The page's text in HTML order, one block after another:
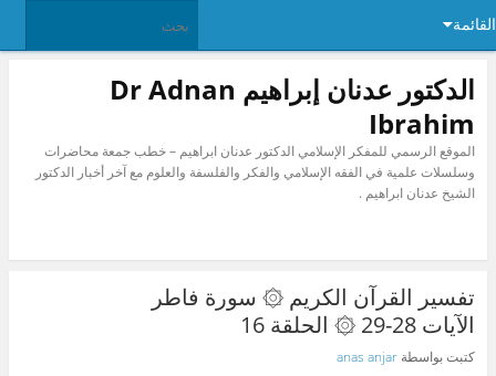
القائمة
الدكتور عدنان إبراهيم Dr Adnan
Ibrahim
الموقع الرسمي للمفكر الإسلامي الدكتور عدنان ابراهيم – خطب جمعة محاضرات
وسلسلات علمية في الفقه الإسلامي والفكر والفلسفة والعلوم مع آخر أخبار الدكتور
الشيخ عدنان ابراهيم .
تفسير القرآن الكريم ۞ سورة فاطر
الآيات 28-29 ۞ الحلقة 16
كتبت بواسطة anas anjar